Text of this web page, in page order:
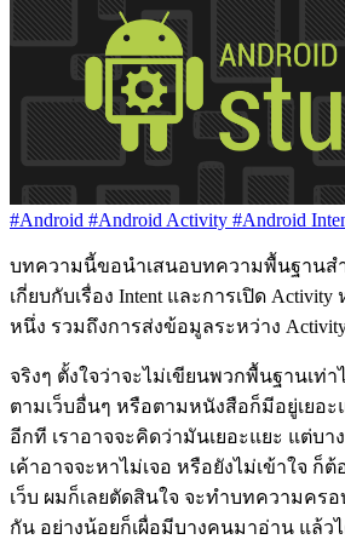
#Android #Android Activity #Android
บทความนี้ขอนำเสนอบทความพื้นฐานส
เกี่ยบกับเรื่อง Intent และการเปิด
หนึ่ง รวมถึงการส่งข้อมูลระหว่าง
จริงๆ ตั้งใจว่าจะไม่เขียนพวกพื้นฐานเท่
ตามเว็บอื่นๆ หรือตามหนังสือก็มีอยู่เยอ
อีกที เราอาจจะคิดว่ามันเยอะแยะ แต่บา
เค้าอาจจะหาไม่เจอ หรือยังไม่เข้าใจ ก็
เว็บ ผมก็เลยตัดสินใจ จะทำบทความคร
กัน อย่างน้อยก็เผื่อมีบางคนมาอ่าน แล้ว